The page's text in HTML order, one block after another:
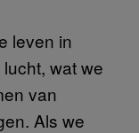
leven in
wat we
van
Als we